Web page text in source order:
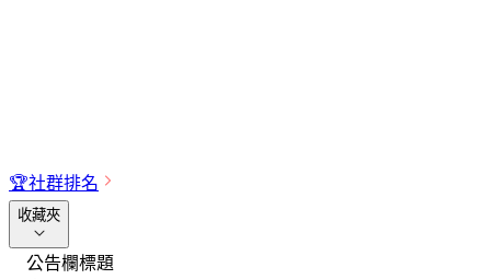
🏆社群排名
收藏夾
公告欄標題